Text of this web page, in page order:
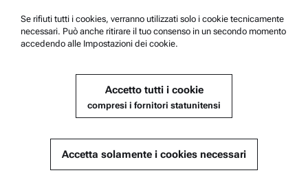
Notizie
Contatti stampa
© 2026 Anton Paar GmbH
Se rifiuti tutti i cookies, verranno utilizzati solo i cookie tecnicamente
necessari. Può anche ritirare il tuo consenso in un secondo momento
accedendo alle Impostazioni dei cookie.
Accetto tutti i cookie
compresi i fornitori statunitensi
Accetta solamente i cookies necessari